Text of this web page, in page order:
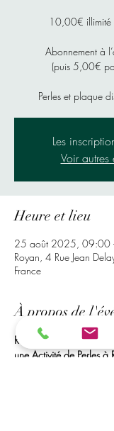
10,00€ illimité
Abonnement à
(puis 5,00€
Perles et plaque
Les
Voir autres
Heure et lieu
25 août 2025, 09:00
Royan, 4 Rue Jean
France
À propos de
Rendez-Vous à Mr
une Activité de Perles à